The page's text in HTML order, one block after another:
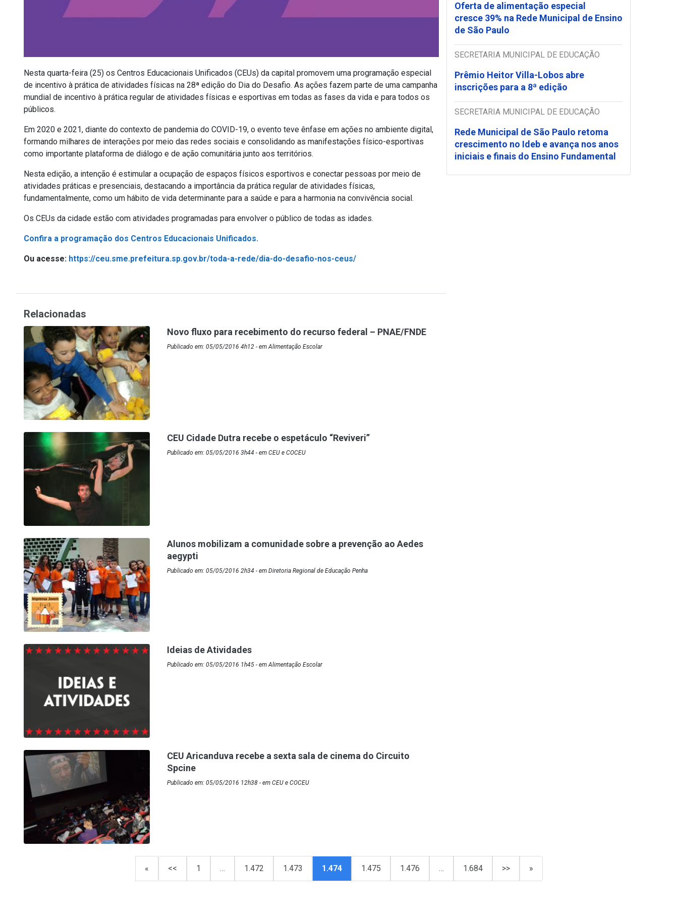
Nesta quarta-feira (25) os Centros Educacionais Unificados (CEUs) da capital promovem uma programação especial
de incentivo à prática de atividades físicas na 28ª edição do Dia do Desafio. As ações fazem parte de uma campanha
mundial de incentivo à prática regular de atividades físicas e esportivas em todas as fases da vida e para todos os
públicos.
Em 2020 e 2021, diante do contexto de pandemia do COVID-19, o evento teve ênfase em ações no ambiente digital,
formando milhares de interações por meio das redes sociais e consolidando as manifestações físico-esportivas
como importante plataforma de diálogo e de ação comunitária junto aos territórios.
Nesta edição, a intenção é estimular a ocupação de espaços físicos esportivos e conectar pessoas por meio de
atividades práticas e presenciais, destacando a importância da prática regular de atividades físicas,
fundamentalmente, como um hábito de vida determinante para a saúde e para a harmonia na convivência social.
Os CEUs da cidade estão com atividades programadas para envolver o público de todas as idades.
Confira a programação dos Centros Educacionais Unificados.
Ou acesse: https://ceu.sme.prefeitura.sp.gov.br/toda-a-rede/dia-do-desafio-nos-ceus/
Oferta de alimentação especial
cresce 39% na Rede Municipal de Ensino
de São Paulo
SECRETARIA MUNICIPAL DE EDUCAÇÃO
Prêmio Heitor Villa-Lobos abre
inscrições para a 8ª edição
SECRETARIA MUNICIPAL DE EDUCAÇÃO
Rede Municipal de São Paulo retoma
crescimento no Ideb e avança nos anos
iniciais e finais do Ensino Fundamental
Relacionadas
Novo fluxo para recebimento do recurso federal – PNAE/FNDE
Publicado em: 05/05/2016 4h12 - em Alimentação Escolar
CEU Cidade Dutra recebe o espetáculo “Reviveri”
Publicado em: 05/05/2016 3h44 - em CEU e COCEU
Alunos mobilizam a comunidade sobre a prevenção ao Aedes
aegypti
Publicado em: 05/05/2016 2h34 - em Diretoria Regional de Educação Penha
Ideias de Atividades
Publicado em: 05/05/2016 1h45 - em Alimentação Escolar
CEU Aricanduva recebe a sexta sala de cinema do Circuito
Spcine
Publicado em: 05/05/2016 12h38 - em CEU e COCEU
« << 1 … 1.472 1.473 1.474 1.475 1.476 … 1.684 >> »